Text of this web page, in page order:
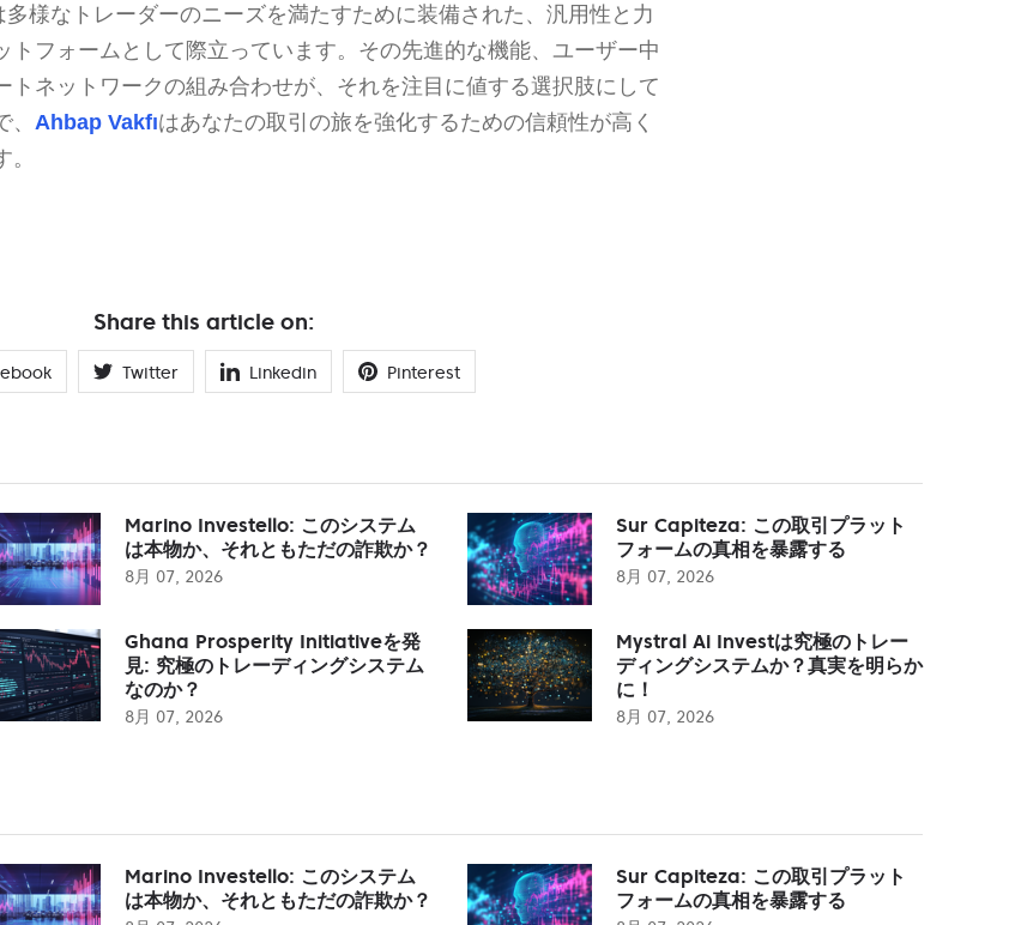
多様なトレーダーのニーズを満たすために装備された、汎用性と力
トフォームとして際立っています。その先進的な機能、ユーザー中
トネットワークの組み合わせが、それを注目に値する選択肢にして
Ahbap Vakfıはあなたの取引の旅を強化するための信頼性が高く
Share this article on:
Twitter Linkedin Pinterest
Marino Investello: このシステム
は本物か、それともただの詐欺か？
8月 07, 2026
Sur Capiteza: この取引プラット
フォームの真相を暴露する
8月 07, 2026
Ghana Prosperity Initiativeを発
見: 究極のトレーディングシステム
なのか？
8月 07, 2026
Mystral Ai Investは究極のトレー
ディングシステムか？真実を明らか
に！
8月 07, 2026
Marino Investello: このシステム
は本物か、それともただの詐欺か？
Sur Capiteza: この取引プラット
フォームの真相を暴露する